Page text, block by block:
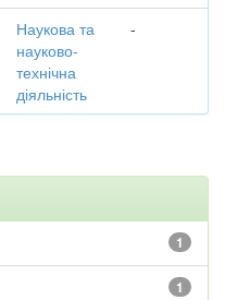
Наукова та
науково-
технічна
діяльність
-
1
1